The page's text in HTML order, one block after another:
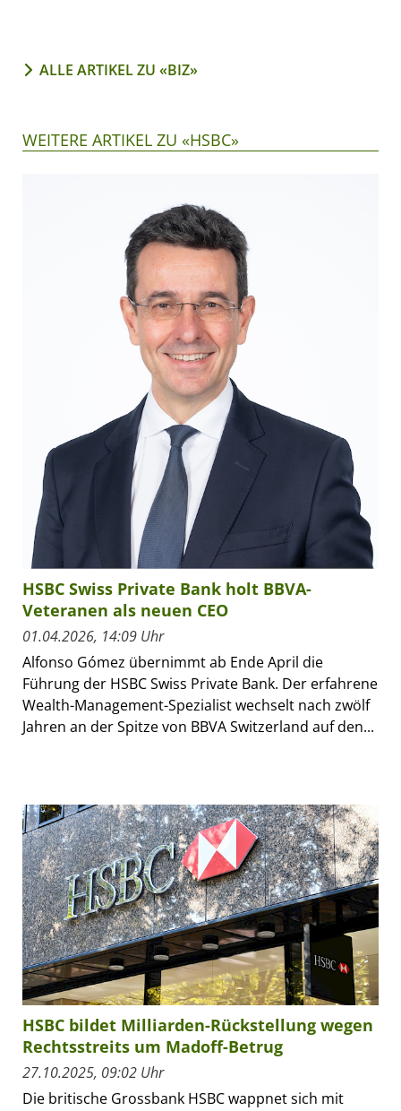
ALLE ARTIKEL ZU «BIZ»
WEITERE ARTIKEL ZU «HSBC»
HSBC Swiss Private Bank holt BBVA-
Veteranen als neuen CEO
01.04.2026, 14:09 Uhr
Alfonso Gómez übernimmt ab Ende April die
Führung der HSBC Swiss Private Bank. Der erfahrene
Wealth-Management-Spezialist wechselt nach zwölf
Jahren an der Spitze von BBVA Switzerland auf den...
HSBC bildet Milliarden-Rückstellung wegen
Rechtsstreits um Madoff-Betrug
27.10.2025, 09:02 Uhr
Die britische Grossbank HSBC wappnet sich mit